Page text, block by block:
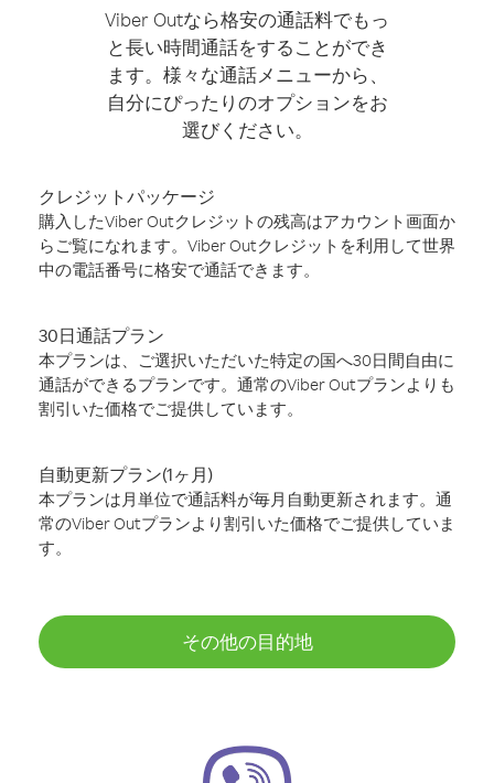
Viber Outなら格安の通話料でもっ
と長い時間通話をすることができ
ます。様々な通話メニューから、
自分にぴったりのオプションをお
選びください。
クレジットパッケージ
購入したViber Outクレジットの残高はアカウント画面か
らご覧になれます。Viber Outクレジットを利用して世界
中の電話番号に格安で通話できます。
30日通話プラン
本プランは、ご選択いただいた特定の国へ30日間自由に
通話ができるプランです。通常のViber Outプランよりも
割引いた価格でご提供しています。
自動更新プラン(1ヶ月)
本プランは月単位で通話料が毎月自動更新されます。通
常のViber Outプランより割引いた価格でご提供していま
す。
その他の目的地